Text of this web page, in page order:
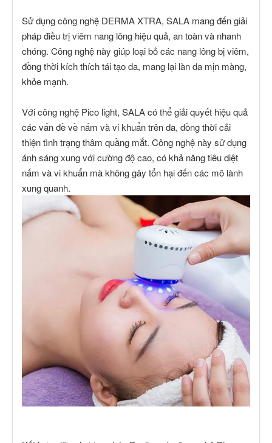
Sử dụng công nghệ DERMA XTRA, SALA mang đến giải
pháp điều trị viêm nang lông hiệu quả, an toàn và nhanh
chóng. Công nghệ này giúp loại bỏ các nang lông bị viêm,
đồng thời kích thích tái tạo da, mang lại làn da mịn màng,
khỏe mạnh.
Với công nghệ Pico light, SALA có thể giải quyết hiệu quả
các vấn đề về nấm và vi khuẩn trên da, đồng thời cải
thiện tình trạng thâm quầng mắt. Công nghệ này sử dụng
ánh sáng xung với cường độ cao, có khả năng tiêu diệt
nấm và vi khuẩn mà không gây tổn hại đến các mô lành
xung quanh.